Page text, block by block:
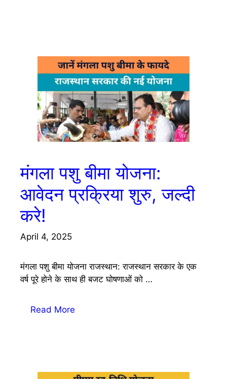
मंगला पशु बीमा योजना:
आवेदन प्रक्रिया शुरु, जल्दी
करे!
April 4, 2025
मंगला पशु बीमा योजना राजस्थान: राजस्थान सरकार के एक
वर्ष पूरे होने के साथ ही बजट घोषणाओं को …
Read More